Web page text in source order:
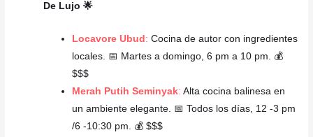
De Lujo 🌟
Locavore Ubud :Cocina de autor con ingredientes
locales. 📅 Martes a domingo, 6 pm a 10 pm. 💰
$$$
Merah Putih Seminyak: Alta cocina balinesa en
un ambiente elegante. 📅 Todos los días, 12 -3 pm
/6 -10:30 pm. 💰 $$$